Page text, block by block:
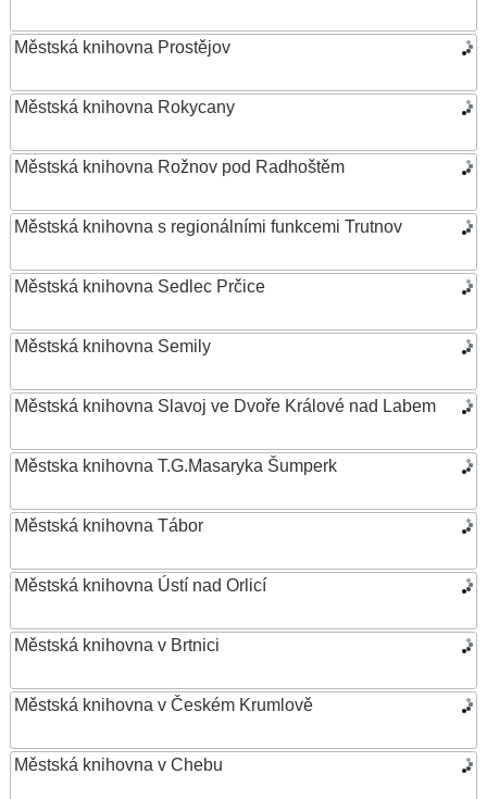
Městská knihovna Prostějov
Městská knihovna Rokycany
Městská knihovna Rožnov pod Radhoštěm
Městská knihovna s regionálními funkcemi Trutnov
Městská knihovna Sedlec Prčice
Městská knihovna Semily
Městská knihovna Slavoj ve Dvoře Králové nad Labem
Městska knihovna T.G.Masaryka Šumperk
Městská knihovna Tábor
Městská knihovna Ústí nad Orlicí
Městská knihovna v Brtnici
Městská knihovna v Českém Krumlově
Městská knihovna v Chebu